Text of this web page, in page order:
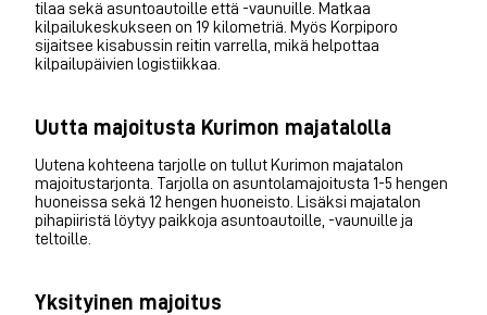
tilaa sekä asuntoautoille että -vaunuille. Matkaa
kilpailukeskukseen on 19 kilometriä. Myös Korpiporo
sijaitsee kisabussin reitin varrella, mikä helpottaa
kilpailupäivien logistiikkaa.
Uutta majoitusta Kurimon majatalolla
Uutena kohteena tarjolle on tullut Kurimon majatalon
majoitustarjonta. Tarjolla on asuntolamajoitusta 1-5 hengen
huoneissa sekä 12 hengen huoneisto. Lisäksi majatalon
pihapiiristä löytyy paikkoja asuntoautoille, -vaunuille ja
teltoille.
Yksityinen majoitus